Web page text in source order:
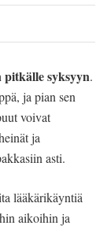
pitkälle syksyyn.
ja pian sen
voivat
ja
asti.
lääkärikäyntiä
aikoihin ja